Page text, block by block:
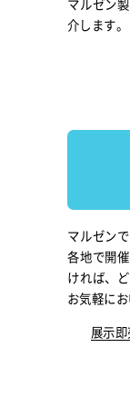
介します。
マルゼン
各地で開
ければ、
お気軽に
展示